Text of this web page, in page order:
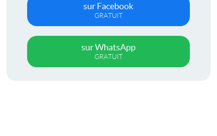
sur Facebook
GRATUIT
sur WhatsApp
GRATUIT